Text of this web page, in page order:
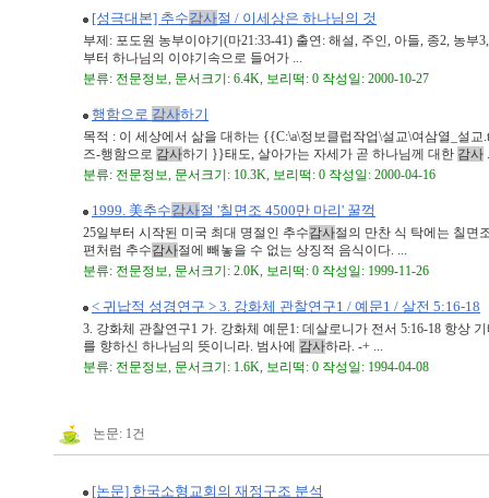
[성극대본] 추수감사절 / 이세상은 하나님의 것
부제: 포도원 농부이야기(마21:33-41) 출연: 해설, 주인, 아들, 종2, 농
부터 하나님의 이야기속으로 들어가 ...
분류: 전문정보, 문서크기: 6.4K, 보리떡: 0 작성일: 2000-10-27
행함으로 감사하기
목적 : 이 세상에서 삶을 대하는 {{C:\a\정보클럽작업\설교\여삼열_설
즈-행함으로 감사하기 }}태도, 살아가는 자세가 곧 하나님께 대한 감사
분류: 전문정보, 문서크기: 10.3K, 보리떡: 0 작성일: 2000-04-16
1999. 美추수감사절 '칠면조 4500만 마리' 꿀꺽
25일부터 시작된 미국 최대 명절인 추수감사절의 만찬 식 탁에는 칠면
편처럼 추수감사절에 빼놓을 수 없는 상징적 음식이다. ...
분류: 전문정보, 문서크기: 2.0K, 보리떡: 0 작성일: 1999-11-26
< 귀납적 성경연구 > 3. 강화체 관찰연구1 / 예문1 / 살전 5:16-18
3. 강화체 관찰연구1 가. 강화체 예문1: 데살로니가 전서 5:16-18 항상
를 향하신 하나님의 뜻이니라. 범사에 감사하라. -+ ...
분류: 전문정보, 문서크기: 1.6K, 보리떡: 0 작성일: 1994-04-08
논문: 1건
[논문] 한국소형교회의 재정구조 분석